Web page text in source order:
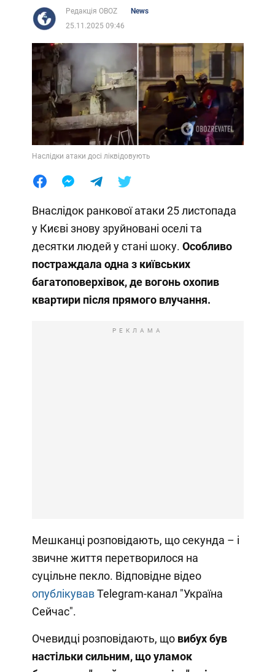
Редакція OBOZ
News
25.11.2025 09:46
Наслідки атаки досі ліквідовують
Внаслідок ранкової атаки 25 листопада
у Києві знову зруйновані оселі та
десятки людей у стані шоку. Особливо
постраждала одна з київських
багатоповерхівок, де вогонь охопив
квартири після прямого влучання.
РЕКЛАМА
Мешканці розповідають, що секунда – і
звичне життя перетворилося на
суцільне пекло. Відповідне відео
опублікувавTelegram-канал "Україна
Сейчас".
Очевидці розповідають, щовибух був
настільки сильним, що уламок